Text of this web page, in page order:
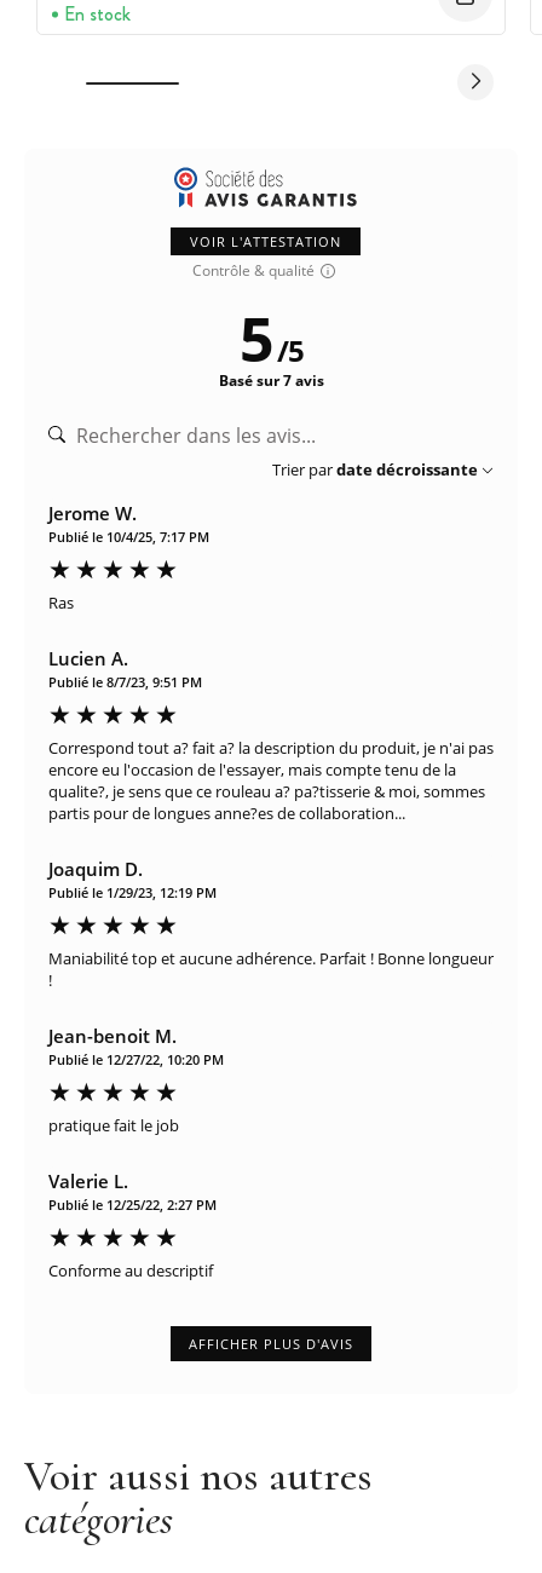
En stock
VOIR L'ATTESTATION
Contrôle & qualité
5/5
Basé sur 7 avis
Trier pardate décroissante
Jerome W.
Publié le 10/4/25, 7:17 PM
Ras
Lucien A.
Publié le 8/7/23, 9:51 PM
Correspond tout a? fait a? la description du produit, je n'ai pas
encore eu l'occasion de l'essayer, mais compte tenu de la
qualite?, je sens que ce rouleau a? pa?tisserie & moi, sommes
partis pour de longues anne?es de collaboration...
Joaquim D.
Publié le 1/29/23, 12:19 PM
Maniabilité top et aucune adhérence. Parfait ! Bonne longueur
!
Jean-benoit M.
Publié le 12/27/22, 10:20 PM
pratique fait le job
Valerie L.
Publié le 12/25/22, 2:27 PM
Conforme au descriptif
AFFICHER PLUS D'AVIS
Voir aussi nos autres
catégories